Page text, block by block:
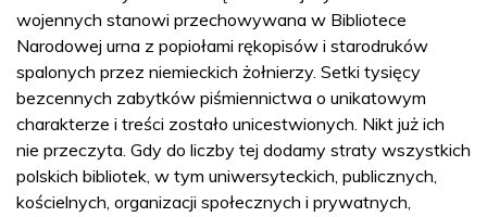
wojennych stanowi przechowywana w Bibliotece
Narodowej urna z popiołami rękopisów i starodruków
spalonych przez niemieckich żołnierzy. Setki tysięcy
bezcennych zabytków piśmiennictwa o unikatowym
charakterze i treści zostało unicestwionych. Nikt już ich
nie przeczyta. Gdy do liczby tej dodamy straty wszystkich
polskich bibliotek, w tym uniwersyteckich, publicznych,
kościelnych, organizacji społecznych i prywatnych,